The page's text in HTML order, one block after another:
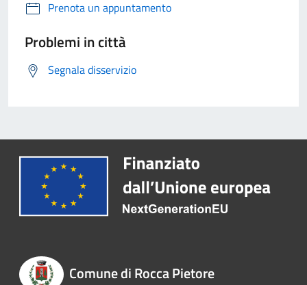
Prenota un appuntamento
Problemi in città
Segnala disservizio
Comune di Rocca Pietore